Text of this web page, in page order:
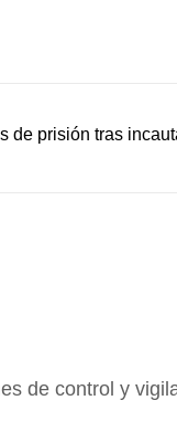
de prisión tras
de control y